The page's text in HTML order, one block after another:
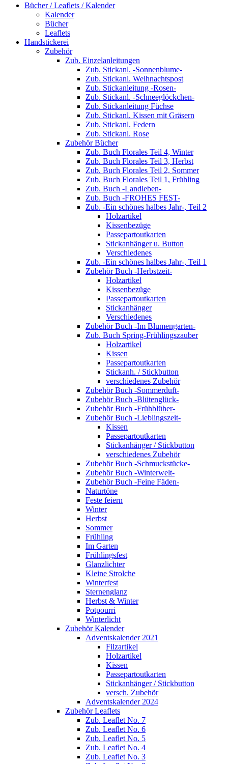
Bücher / Leaflets / Kalender
Kalender
Bücher
Leaflets
Handstickerei
Zubehör
Zub. Einzelanleitungen
Zub. Stickanl. -Sonnenblume-
Zub. Stickanl. Weihnachtspost
Zub. Stickanleitung -Rosen-
Zub. Stickanl. -Schneeglöckchen-
Zub. Stickanleitung Füchse
Zub. Stickanl. Kissen mit Gräsern
Zub. Stickanl. Federn
Zub. Stickanl. Rose
Zubehör Bücher
Zub. Buch Florales Teil 4, Winter
Zub. Buch Florales Teil 3, Herbst
Zub. Buch Florales Teil 2, Sommer
Zub. Buch Florales Teil 1, Frühling
Zub. Buch -Landleben-
Zub. Buch -FROHES FEST-
Zub. -Ein schönes halbes Jahr-, Teil 2
Holzartikel
Kissenbezüge
Passepartoutkarten
Stickanhänger u. Button
Verschiedenes
Zub. -Ein schönes halbes Jahr-, Teil 1
Zubehör Buch -Herbstzeit-
Holzartikel
Kissenbezüge
Passepartoutkarten
Stickanhänger
Verschiedenes
Zubehör Buch -Im Blumengarten-
Zub. Buch Spring-Frühlingszauber
Holzartikel
Kissen
Passepartoutkarten
Stickanh. / Stickbutton
verschiedenes Zubehör
Zubehör Buch -Sommerduft-
Zubehör Buch -Blütenglück-
Zubehör Buch -Frühblüher-
Zubehör Buch -Lieblingszeit-
Kissen
Passepartoutkarten
Stickanhänger / Stickbutton
verschiedenes Zubehör
Zubehör Buch -Schmuckstücke-
Zubehör Buch -Winterwelt-
Zubehör Buch -Feine Fäden-
Naturtöne
Feste feiern
Winter
Herbst
Sommer
Frühling
Im Garten
Frühlingsfest
Glanzlichter
Kleine Strolche
Winterfest
Sternenglanz
Herbst & Winter
Potpourri
Winterlicht
Zubehör Kalender
Adventskalender 2021
Filzartikel
Holzartikel
Kissen
Passepartoutkarten
Stickanhänger / Stickbutton
versch. Zubehör
Adventskalender 2024
Zubehör Leaflets
Zub. Leaflet No. 7
Zub. Leaflet No. 6
Zub. Leaflet No. 5
Zub. Leaflet No. 4
Zub. Leaflet No. 3